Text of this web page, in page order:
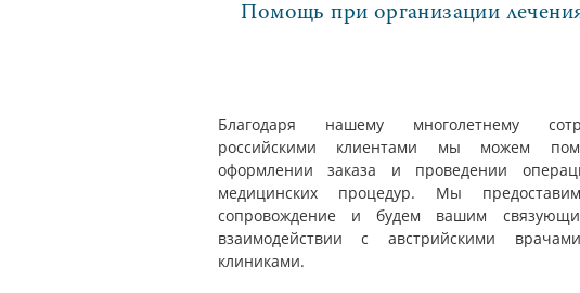
Помощь при организации
Благодаря нашему многолетнему
российскими клиентами мы можем
оформлении заказа и проведении
медицинских процедур. Мы
сопровождение и будем вашим
взаимодействии с австрийскими
клиниками.